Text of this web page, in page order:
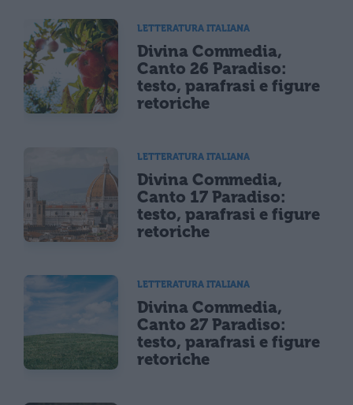
LETTERATURA ITALIANA
Divina Commedia,
Canto 26 Paradiso:
testo, parafrasi e figure
retoriche
LETTERATURA ITALIANA
Divina Commedia,
Canto 17 Paradiso:
testo, parafrasi e figure
retoriche
LETTERATURA ITALIANA
Divina Commedia,
Canto 27 Paradiso:
testo, parafrasi e figure
retoriche